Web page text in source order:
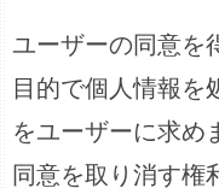
ユーザーの同意を
目的で個人情報を
をユーザーに求め
同意を取り消す権